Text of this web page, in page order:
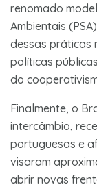
renomado
Ambientais
dessas práticas
políticas
do
Finalmente, o
intercâmbio,
portuguesas e
visaram
abrir novas